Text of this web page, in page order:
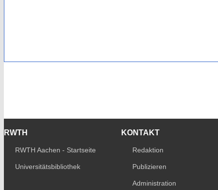
RWTH
RWTH Aachen - Startseite
Universitätsbibliothek
KONTAKT
Redaktion
Publizieren
Administration